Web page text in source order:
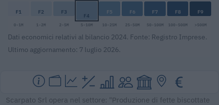
F1 F2 F3 F4 F5 F6 F7 F8 F9
0-1M 1-2M 2-5M 5-10M 10-25M 25-50M 50-100M 100-500M >500M
Dati economici relativi al bilancio 2024. Fonte: Registro Imprese.
Ultimo aggiornamento: 7 luglio 2026.
Scarpato Srl opera nel settore: "Produzione di fette biscottate